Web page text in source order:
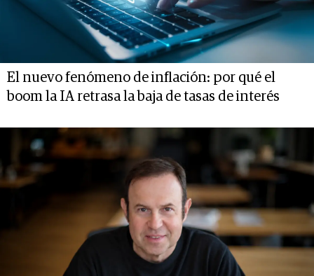
El nuevo fenómeno de inflación: por qué el
boom la IA retrasa la baja de tasas de interés